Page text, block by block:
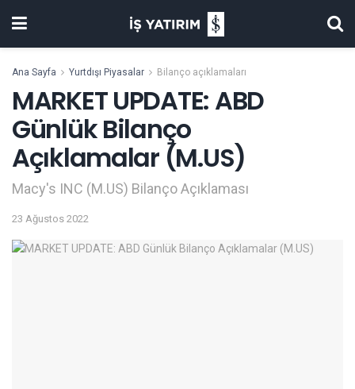
Ana Sayfa Yurtdışı Piyasalar Bilanço açıklamaları
MARKET UPDATE: ABD
Günlük Bilanço
Açıklamalar (M.US)
Macy's INC (M.US) Bilanço Açıklaması
23 Ağustos 2022